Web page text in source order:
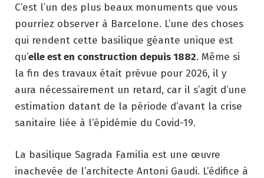
C’est l’un des plus beaux monuments que vous
pourriez observer à Barcelone. L’une des choses
qui rendent cette basilique géante unique est
qu’elle est en construction depuis 1882. Même si
la fin des travaux était prévue pour 2026, il y
aura nécessairement un retard, car il s’agit d’une
estimation datant de la période d’avant la crise
sanitaire liée à l’épidémie du Covid-19.
La basilique Sagrada Familia est une œuvre
inachevée de l’architecte Antoni Gaudi. L’édifice à